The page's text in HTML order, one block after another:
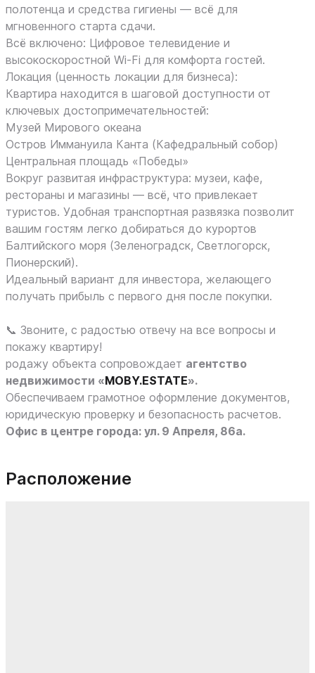
полотенца и средства гигиены — всё для
мгновенного старта сдачи.
Всё включено: Цифровое телевидение и
высокоскоростной Wi-Fi для комфорта гостей.
Локация (ценность локации для бизнеса):
Квартира находится в шаговой доступности от
ключевых достопримечательностей:
Музей Мирового океана
Остров Иммануила Канта (Кафедральный собор)
Центральная площадь «Победы»
Вокруг развитая инфраструктура: музеи, кафе,
рестораны и магазины — всё, что привлекает
туристов. Удобная транспортная развязка позволит
вашим гостям легко добираться до курортов
Балтийского моря (Зеленоградск, Светлогорск,
Пионерский).
Идеальный вариант для инвестора, желающего
получать прибыль с первого дня после покупки.
📞 Звоните, с радостью отвечу на все вопросы и
покажу квартиру!
родажу объекта сопровождает агентство
недвижимости «MOBY.ESTATE».
Обеспечиваем грамотное оформление документов,
юридическую проверку и безопасность расчетов.
Офис в центре города: ул. 9 Апреля, 86а.
Расположение